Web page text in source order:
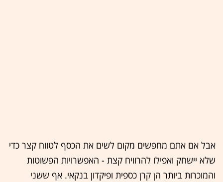
אבל אם אתם מחפשים מקום לשים את הכסף לטווח קצר כדי
שלא יישחק ואפילו להרוויח קצת - האפשרויות הפשוטות
והמוכרות ביותר הן קרן כספית ופיקדון בנקאי. אף ששני